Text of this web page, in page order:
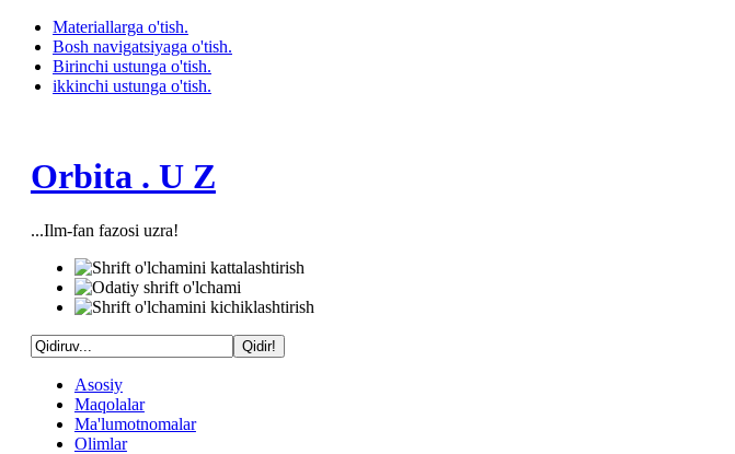
Materiallarga o'tish.
Bosh navigatsiyaga o'tish.
Birinchi ustunga o'tish.
ikkinchi ustunga o'tish.
Orbita . U Z
...Ilm-fan fazosi uzra!
Asosiy
Maqolalar
Ma'lumotnomalar
Olimlar